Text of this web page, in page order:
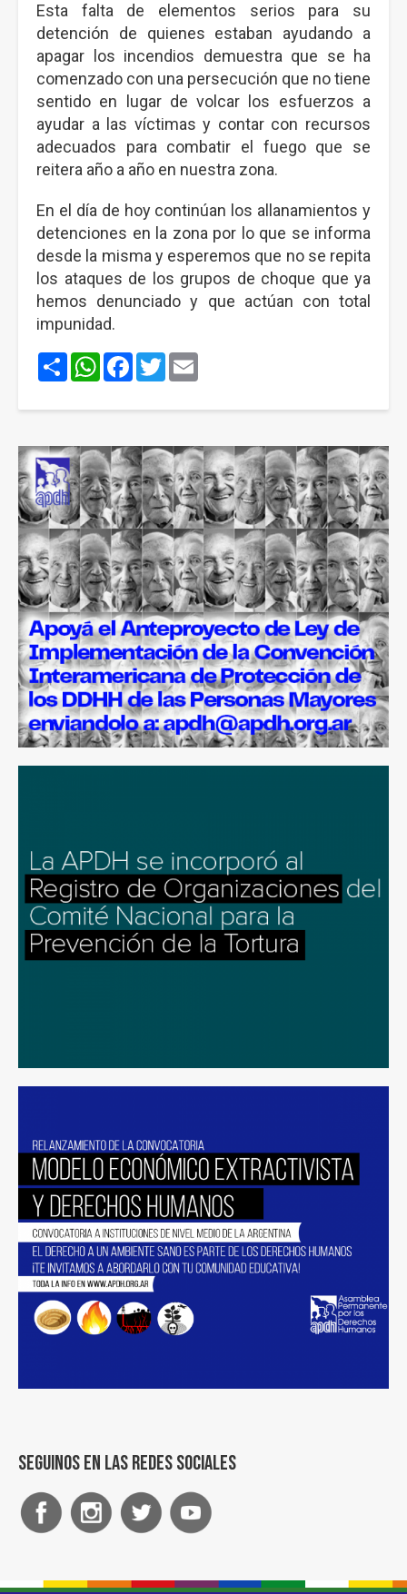
Esta falta de elementos serios para su
detención de quienes estaban ayudando a
apagar los incendios demuestra que se ha
comenzado con una persecución que no tiene
sentido en lugar de volcar los esfuerzos a
ayudar a las víctimas y contar con recursos
adecuados para combatir el fuego que se
reitera año a año en nuestra zona.
En el día de hoy continúan los allanamientos y
detenciones en la zona por lo que se informa
desde la misma y esperemos que no se repita
los ataques de los grupos de choque que ya
hemos denunciado y que actúan con total
impunidad.
ShareWhatsApp
Facebook
Twitter
Seguinos en las redes sociales